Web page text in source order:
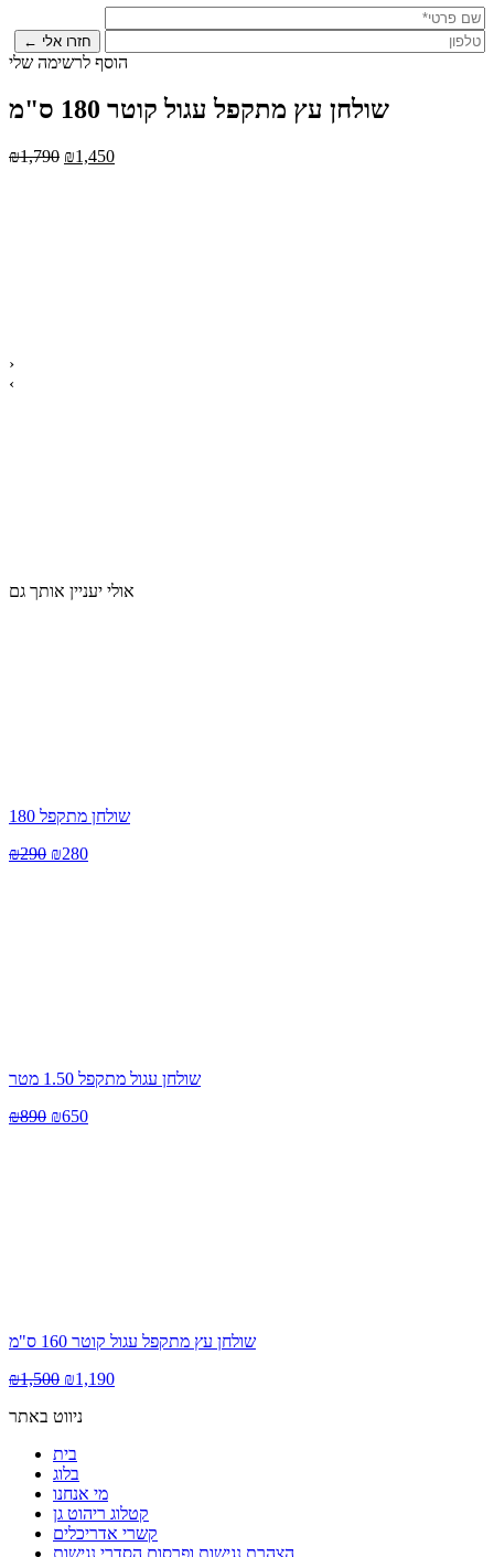
הוסף לרשימה שלי
שולחן עץ מתקפל עגול קוטר 180 ס"מ
₪1,790 ₪1,450
›
‹
אולי יעניין אותך גם
שולחן מתקפל 180
₪290 ₪280
שולחן עגול מתקפל 1.50 מטר
₪890 ₪650
שולחן עץ מתקפל עגול קוטר 160 ס"מ
₪1,500 ₪1,190
ניווט באתר
בית
בלוג
מי אנחנו
קטלוג ריהוט גן
קשרי אדריכלים
הצהרת נגישות ופרסום הסדרי נגישות